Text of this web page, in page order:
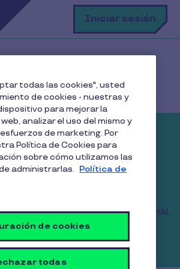
principal Iniciar sesión
simple de
beneficios
y sociales
digital con cobertura nacional,
y una red de comercios
Chile.
todas las cookies", usted
de cookies - nuestras y
para mejorar la
analizar el uso del mismo y
de marketing. Por
Política de Cookies para
sobre cómo utilizamos las
administrarlas. Política de
de cookies
todas